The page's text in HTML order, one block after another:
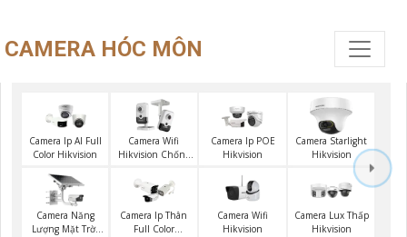
CAMERA HÓC MÔN
Camera Ip AI Full
Color Hikvision
Camera Wifi
Hikvision Chống
Camera Ip POE
Hikvision
Camera Starlight
Hikvision
Camera Năng
Lượng Mặt Trời
Camera Ip Thân
Full Color
Camera Wifi
Hikvision
Camera Lux Thấp
Hikvision